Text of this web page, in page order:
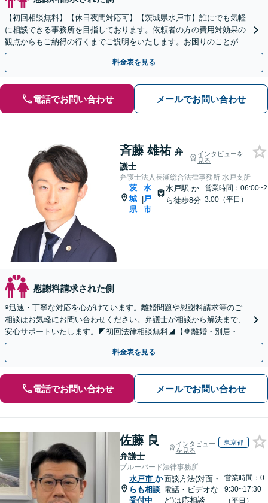
【初回相談無料】【休日夜間対応可】【茨城県水戸市】誰にでも気軽
に相談できる事務所を目指しております。依頼者の方の費用対効果の
観点からもご納得の行くまでご説明をいたします。お困りのことがご
ざいましたらお気軽にご相談ください。
料金表を見る
電話でお問い合わせ メールでお問い合わせ
斉藤 雄祐 弁
護士
インタビューを
見る
弁護士法人長瀬総合法律事務所 水戸支所
茨
城
県
|
水
戸
市
水戸駅 か
ら徒歩8分
営業時間：06:00~2
3:00（平日）
慰謝料請求された側
◉迅速・丁寧な対応を心がけています。離婚問題や慰謝料請求等のご
相談はお気軽にお問い合わせください。弁護士が相談から解決まで、
安心サポートいたします。◤初回法律相談無料◢【🔶離婚・別居・財
産分与・親権問題・浮気慰謝料・男女トラブル】
料金表を見る
電話でお問い合わせ メールでお問い合わせ
佐藤 良
弁護士
インタビュー
を見る
東京都
ブルーバード法律事務所
水戸市 か
らも相談
受付中
面談方法(対面・
電話・ビデオな
ど)は応相談
営業時間：0
9:30~17:30
（平日）